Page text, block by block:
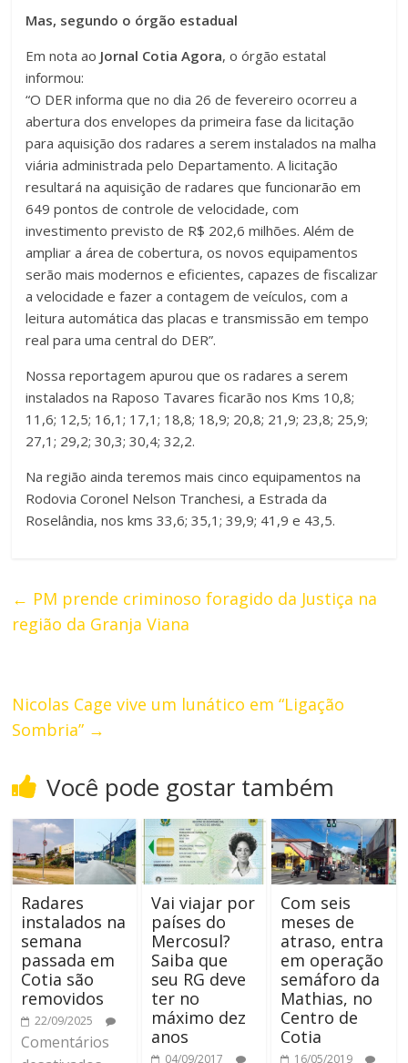
Mas, segundo o órgão estadual
Em nota ao Jornal Cotia Agora, o órgão estatal
informou:
“O DER informa que no dia 26 de fevereiro ocorreu a
abertura dos envelopes da primeira fase da licitação
para aquisição dos radares a serem instalados na malha
viária administrada pelo Departamento. A licitação
resultará na aquisição de radares que funcionarão em
649 pontos de controle de velocidade, com
investimento previsto de R$ 202,6 milhões. Além de
ampliar a área de cobertura, os novos equipamentos
serão mais modernos e eficientes, capazes de fiscalizar
a velocidade e fazer a contagem de veículos, com a
leitura automática das placas e transmissão em tempo
real para uma central do DER”.
Nossa reportagem apurou que os radares a serem
instalados na Raposo Tavares ficarão nos Kms 10,8;
11,6; 12,5; 16,1; 17,1; 18,8; 18,9; 20,8; 21,9; 23,8; 25,9;
27,1; 29,2; 30,3; 30,4; 32,2.
Na região ainda teremos mais cinco equipamentos na
Rodovia Coronel Nelson Tranchesi, a Estrada da
Roselândia, nos kms 33,6; 35,1; 39,9; 41,9 e 43,5.
← PM prende criminoso foragido da Justiça na
região da Granja Viana
Nicolas Cage vive um lunático em “Ligação
Sombria” →
Você pode gostar também
Radares
instalados na
semana
passada em
Cotia são
removidos
22/09/2025
Comentários
Vai viajar por
países do
Mercosul?
Saiba que
seu RG deve
ter no
máximo dez
anos
04/09/2017
Com seis
meses de
atraso, entra
em operação
semáforo da
Mathias, no
Centro de
Cotia
16/05/2019